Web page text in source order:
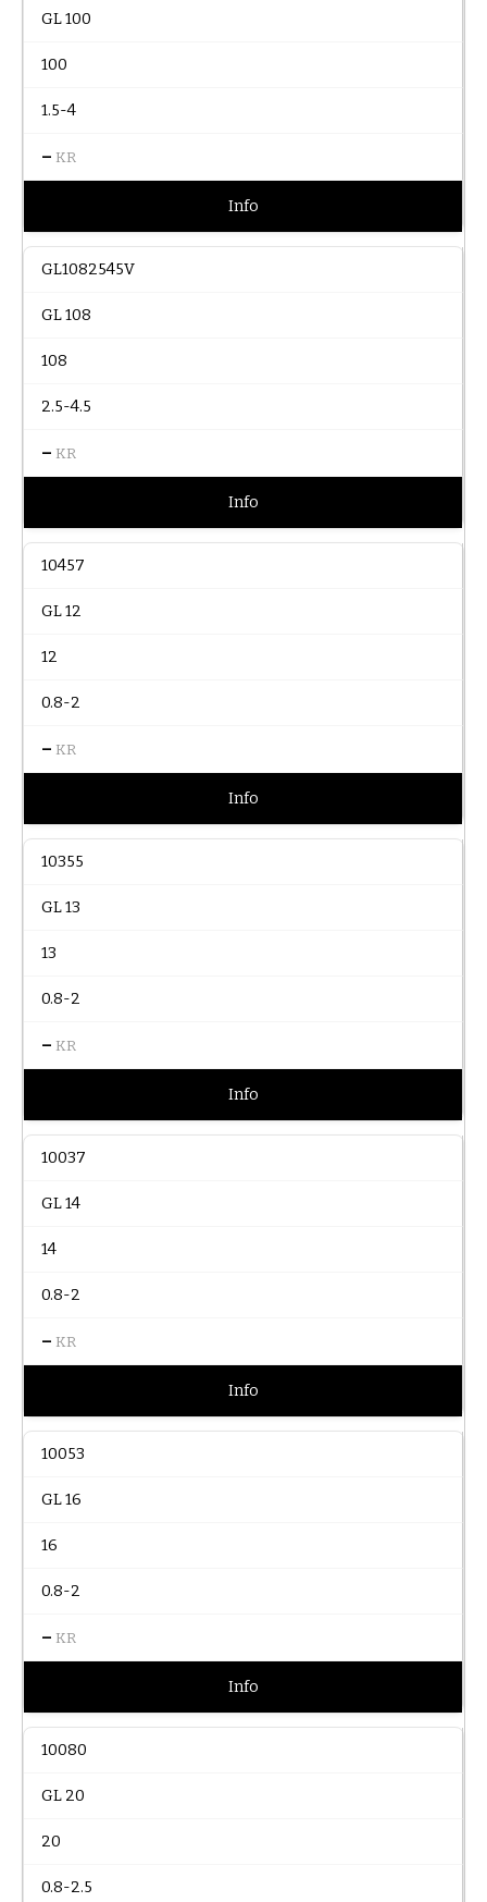
GL 100
100
1.5-4
– KR
Info
GL1082545V
GL 108
108
2.5-4.5
– KR
Info
10457
GL 12
12
0.8-2
– KR
Info
10355
GL 13
13
0.8-2
– KR
Info
10037
GL 14
14
0.8-2
– KR
Info
10053
GL 16
16
0.8-2
– KR
Info
10080
GL 20
20
0.8-2.5